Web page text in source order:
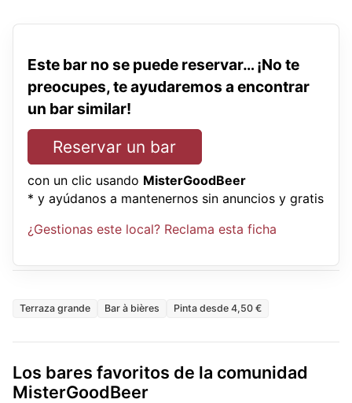
Este bar no se puede reservar… ¡No te
preocupes, te ayudaremos a encontrar
un bar similar!
Reservar un bar
con un clic usando MisterGoodBeer
* y ayúdanos a mantenernos sin anuncios y gratis
¿Gestionas este local? Reclama esta ficha
Terraza grande Bar à bières Pinta desde 4,50 €
Los bares favoritos de la comunidad
MisterGoodBeer